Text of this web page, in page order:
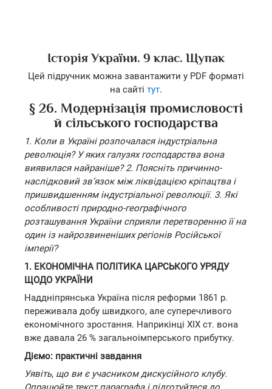
Історія України. 9 клас. Щупак
Цей підручник можна завантажити у PDF форматі
на сайті тут.
§ 26. Модернізація промисловості
й сільського господарства
1. Коли в Україні розпочалася індустріальна
революція? У яких галузях господарства вона
виявилася найраніше? 2. Поясніть причинно-
наслідковий зв’язок між ліквідацією кріпацтва і
пришвидшенням індустріальної революції. 3. Які
особливості природно-географічного
розташування України сприяли перетворенню її на
один із найрозвиненіших регіонів Російської
імперії?
1. ЕКОНОМІЧНА ПОЛІТИКА ЦАРСЬКОГО УРЯДУ
ЩОДО УКРАЇНИ
Наддніпрянська Україна після реформи 1861 р.
переживала добу швидкого, але суперечливого
економічного зростання. Наприкінці XIX ст. вона
вже давала 26 % загальноімперського прибутку.
Діємо: практичні завдання
Уявіть, що ви є учасником дискусійного клубу.